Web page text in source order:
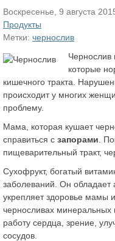
Воскресенье, 9 августа
Продукты
Метки: чернослив
Чернослив
которые
кишечного тракта.
происходит у многих
проблему.
Мама, которая кушает
справиться с запорами .
пищеварительный тракт,
Сухофрукт, богатый
заболеваний. Он обладает
укрепляет здоровье мамы
черносливах минеральных
работу сердца, зрение,
сосудов.